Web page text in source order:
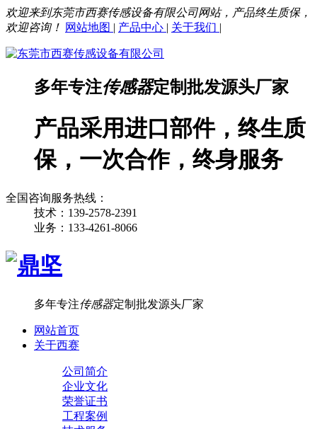
欢迎来到东莞市西赛传感设备有限公司网站，产品终生质保，
欢迎咨询！ 网站地图 | 产品中心 | 关于我们 |
多年专注传感器定制批发源头厂家
产品采用进口部件，终生质
保，一次合作，终身服务
全国咨询服务热线：
技术：139-2578-2391
业务：133-4261-8066
多年专注传感器定制批发源头厂家
网站首页
关于西赛
公司简介
企业文化
荣誉证书
工程案例